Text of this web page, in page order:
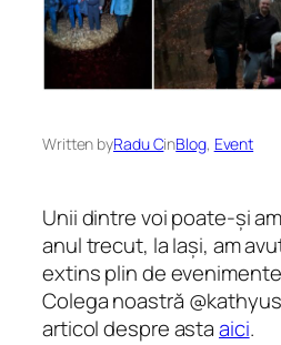
Written byRadu CinBlog, Event
Unii dintre voi poate-și
anul trecut, la Iași, am
extins plin de
Colega noastră
articol despre astaaici.